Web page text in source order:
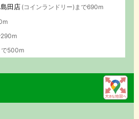
田店 (コインランドリー)まで690m
290m
で500m